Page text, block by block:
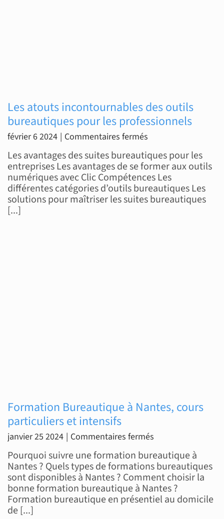
Les atouts incontournables des outils
bureautiques pour les professionnels
février 6 2024 | Commentaires ferméssur
atouts
incontournables
des
outils
Les avantages des suites bureautiques pour les
entreprises Les avantages de se former aux outils
numériques avec Clic Compétences Les
différentes catégories d’outils bureautiques Les
solutions pour maîtriser les suites bureautiques
[...]
Formation Bureautique à Nantes, cours
particuliers et intensifs
janvier 25 2024 | Commentaires ferméssur
Formation
Bureautique
à
Nantes,
cours
Pourquoi suivre une formation bureautique à
Nantes ? Quels types de formations bureautiques
sont disponibles à Nantes ? Comment choisir la
bonne formation bureautique à Nantes ?
Formation bureautique en présentiel au domicile
de [...]